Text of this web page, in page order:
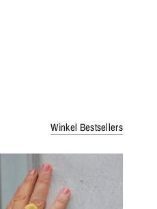
Winkel Bestsellers